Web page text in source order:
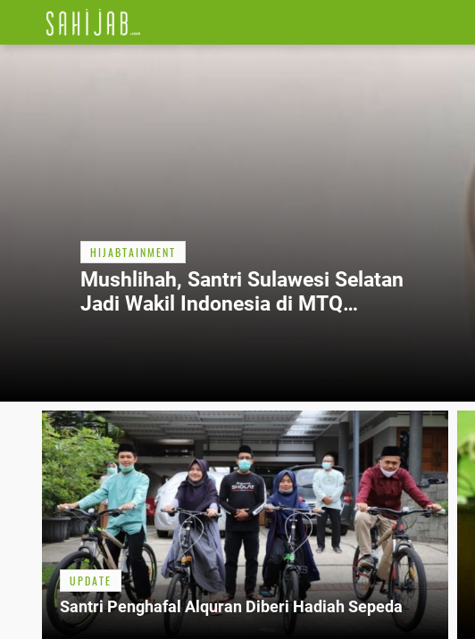
HIJABTAINMENT
Mushlihah, Santri Sulawesi Selatan
Jadi Wakil Indonesia di MTQ
UPDATE
Santri Penghafal Alquran Diberi Hadiah Sepeda